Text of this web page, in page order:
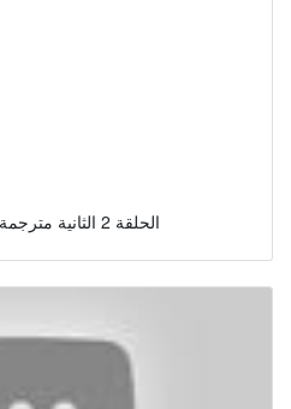
انمي Noblesse الحلقة 2 الثانية مترجمة